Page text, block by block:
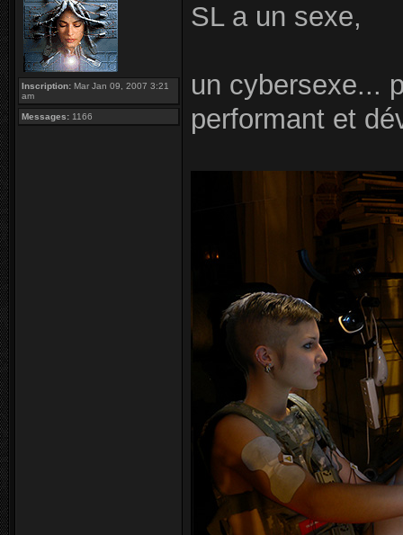
Inscription: Mar Jan 09, 2007 3:21
am
Messages: 1166
SL a un sexe,
un cybersexe...
performant et